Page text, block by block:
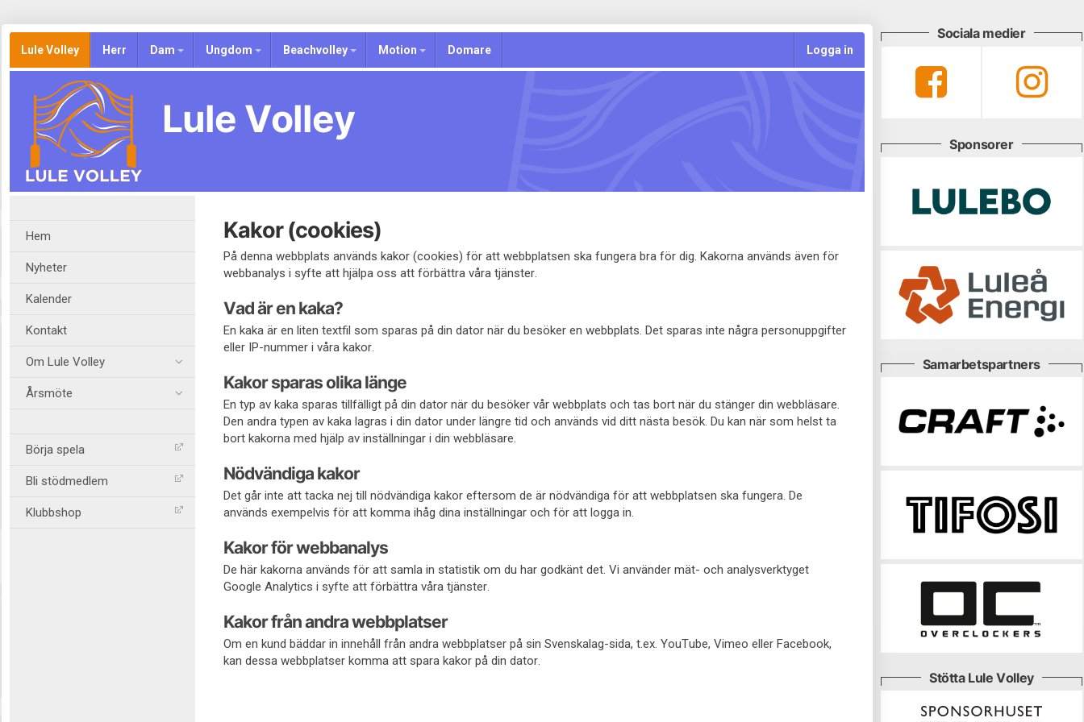
Lule Volley Herr Dam Ungdom Beachvolley Motion Domare Logga in
Lule Volley
Hem
Nyheter
Kalender
Kontakt
Om Lule Volley
Årsmöte
Börja spela
Bli stödmedlem
Klubbshop
Kakor (cookies)
På denna webbplats används kakor (cookies) för att webbplatsen ska fungera bra för dig. Kakorna används även för
webbanalys i syfte att hjälpa oss att förbättra våra tjänster.
Vad är en kaka?
En kaka är en liten textfil som sparas på din dator när du besöker en webbplats. Det sparas inte några personuppgifter
eller IP-nummer i våra kakor.
Kakor sparas olika länge
En typ av kaka sparas tillfälligt på din dator när du besöker vår webbplats och tas bort när du stänger din webbläsare.
Den andra typen av kaka lagras i din dator under längre tid och används vid ditt nästa besök. Du kan när som helst ta
bort kakorna med hjälp av inställningar i din webbläsare.
Nödvändiga kakor
Det går inte att tacka nej till nödvändiga kakor eftersom de är nödvändiga för att webbplatsen ska fungera. De
används exempelvis för att komma ihåg dina inställningar och för att logga in.
Kakor för webbanalys
De här kakorna används för att samla in statistik om du har godkänt det. Vi använder mät- och analysverktyget
Google Analytics i syfte att förbättra våra tjänster.
Kakor från andra webbplatser
Om en kund bäddar in innehåll från andra webbplatser på sin Svenskalag-sida, t.ex. YouTube, Vimeo eller Facebook,
kan dessa webbplatser komma att spara kakor på din dator.
Sociala medier
Sponsorer
Samarbetspartners
Stötta Lule Volley